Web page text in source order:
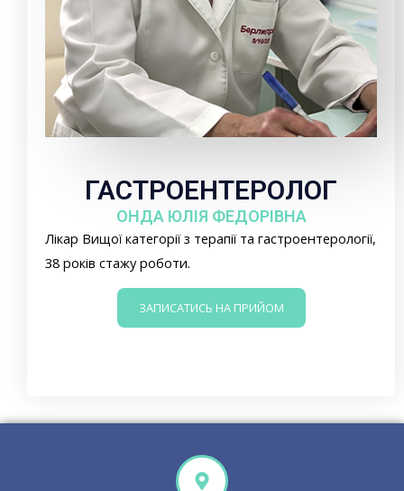
ГАСТРОЕНТЕРОЛОГ
ОНДА ЮЛІЯ ФЕДОРІВНА
Лікар Вищої категорії з терапії та гастроентерології,
38 років стажу роботи.
ЗАПИСАТИСЬ НА ПРИЙОМ